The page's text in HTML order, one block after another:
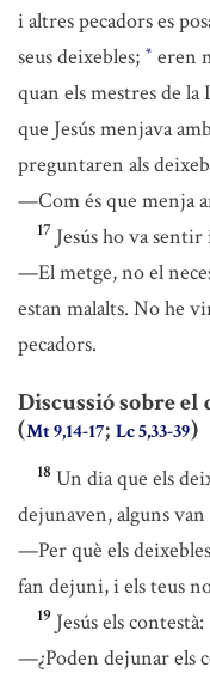
i altres pecadors es
seus deixebles; * eren
quan els mestres de
que Jesús menjava
preguntaren als
—Com és que menja
17 Jesús ho va sentir
—El metge, no el
estan malalts. No he
pecadors.
Discussió sobre
(Mt 9,14-17; Lc 5,33-39)
18 Un dia que els
dejunaven, alguns
—Per què els
fan dejuni, i els teus
19 Jesús els contestà:
—¿Poden dejunar els